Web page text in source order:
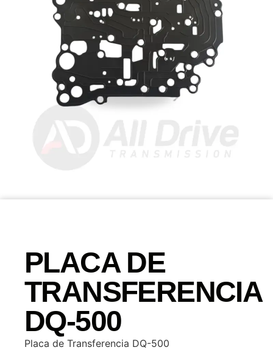
PLACA DE
TRANSFERENCIA
DQ-500
Placa de Transferencia DQ-500